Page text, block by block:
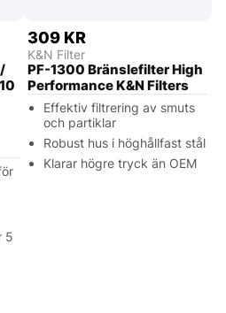
5
309 KR
K&N Filter
PF-1300 Bränslefilter High
Performance K&N Filters
Effektiv filtrering av smuts
och partiklar
Robust hus i höghållfast stål
Klarar högre tryck än OEM